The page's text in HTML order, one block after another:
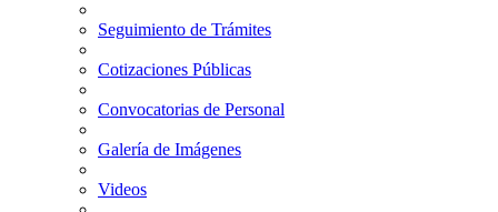
Seguimiento de Trámites
Cotizaciones Públicas
Convocatorias de Personal
Galería de Imágenes
Videos